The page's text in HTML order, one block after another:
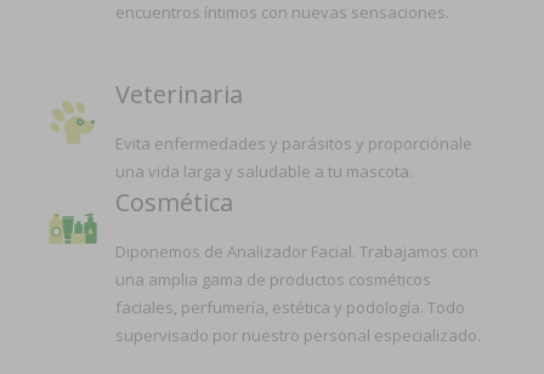
encuentros íntimos con nuevas sensaciones.
Veterinaria
Evita enfermedades y parásitos y proporciónale
una vida larga y saludable a tu mascota.
Cosmética
Diponemos de Analizador Facial. Trabajamos con
una amplia gama de productos cosméticos
faciales, perfumería, estética y podología. Todo
supervisado por nuestro personal especializado.